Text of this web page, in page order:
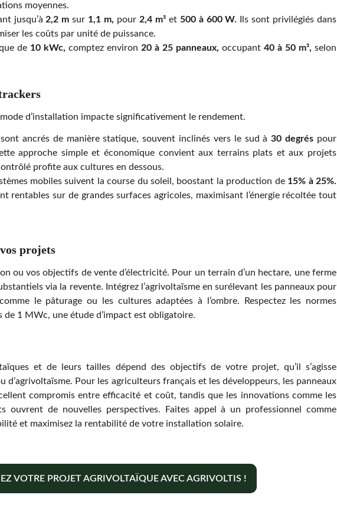
moyennes.
jusqu’à 2,2 m sur 1,1 m, pour 2,4 m²et 500 à 600 W. Ils sont privilégiés dans
les coûts par unité de puissance.
de 10 kWc, comptez environ 20 à 25 panneaux, occupant 40 à 50 m², selon
d’installation impacte significativement le rendement.
ancrés de manière statique, souvent inclinés vers le sud à30 degrés pour
approche simple et économique convient aux terrains plats et aux projets
profite aux cultures en dessous.
mobiles suivent la course du soleil, boostant la production de 15% à 25%.
rentables sur de grandes surfaces agricoles, maximisant l’énergie récoltée tout
et de leurs tailles dépend des objectifs de votre projet, qu’il s’agisse
d’agrivoltaïsme. Pour les agriculteurs français et les développeurs, les panneaux
compromis entre efficacité et coût, tandis que les innovations comme les
ouvrent de nouvelles perspectives. Faites appel à un professionnel comme
et maximisez la rentabilité de votre installation solaire.
VOTRE PROJET AGRIVOLTAÏQUE AVEC AGRIVOLTIS !
projets
ou vos objectifs de vente d’électricité. Pour un terrain d’un hectare, une ferme
via la revente. Intégrez l’agrivoltaïsme en surélevant les panneaux pour
le pâturage ou les cultures adaptées à l’ombre. Respectez les normes
1 MWc, une étude d’impact est obligatoire.